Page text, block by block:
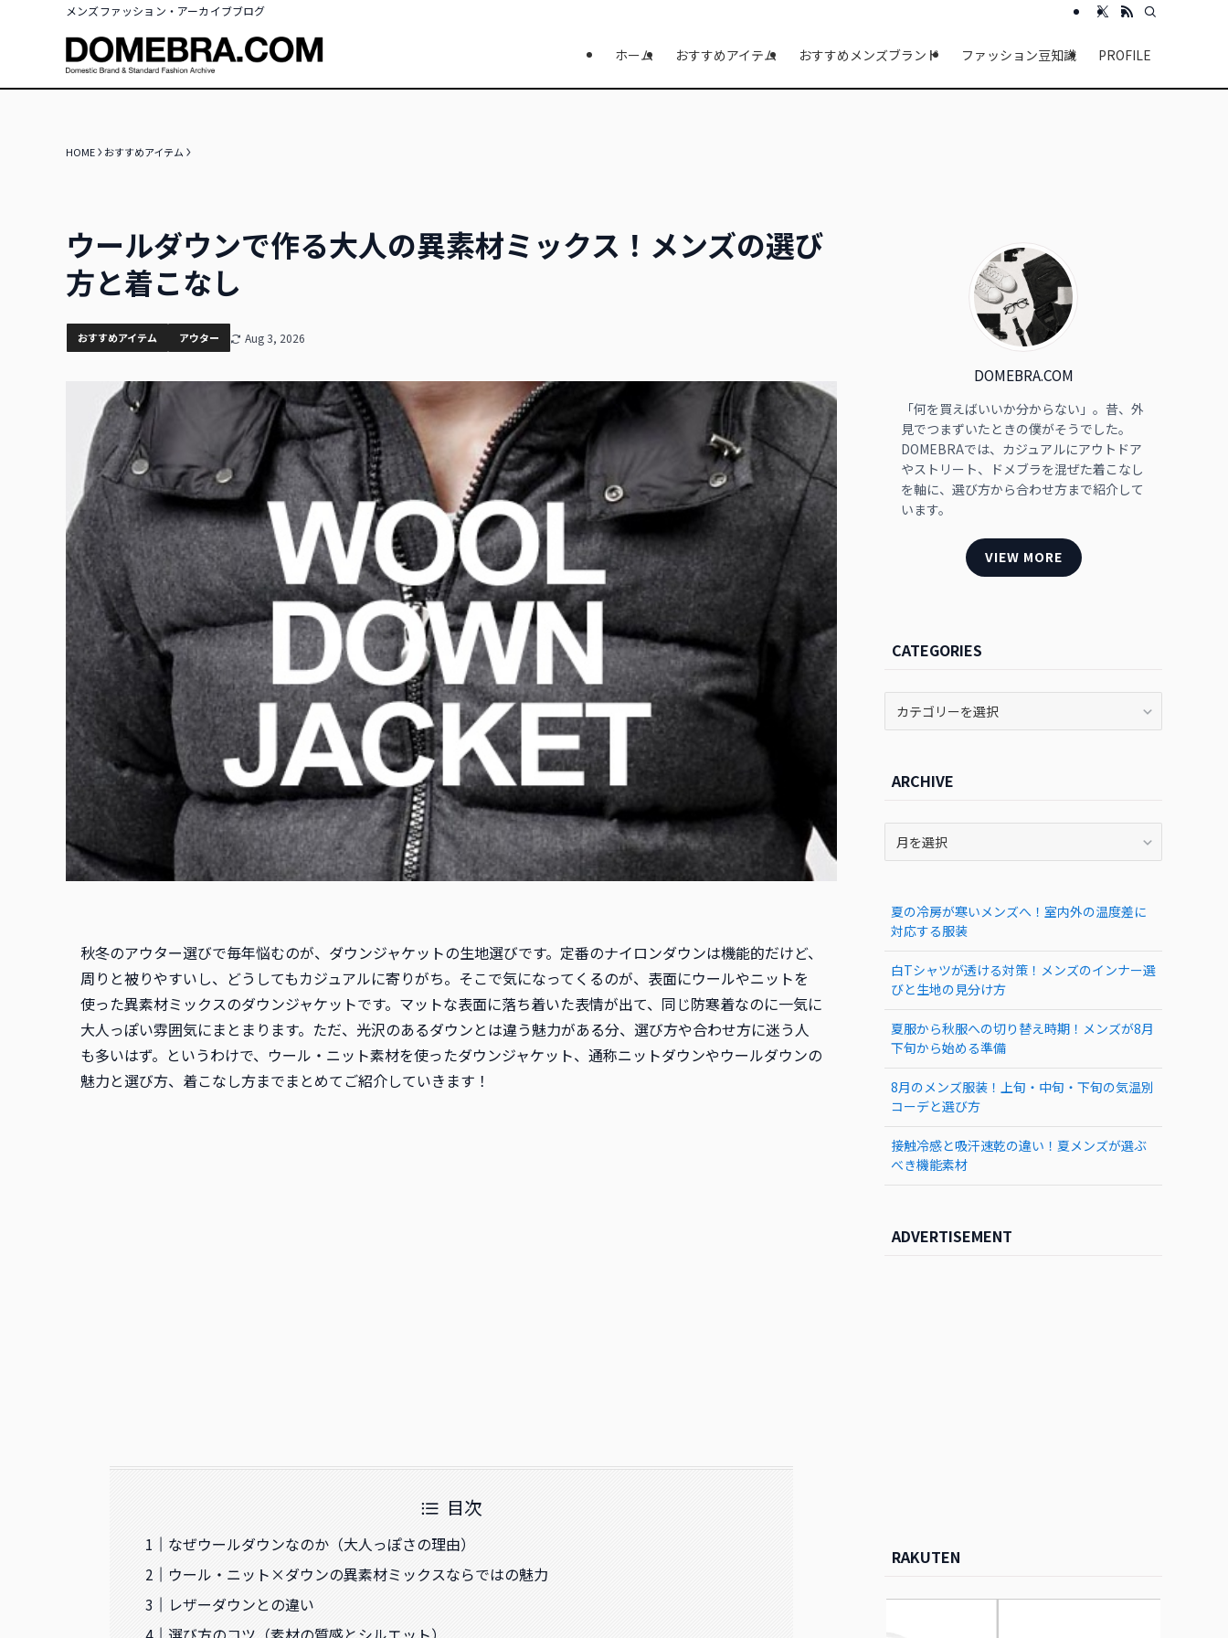
メンズファッション・アーカイブブログ
ホーム おすすめアイテム おすすめメンズブランド ファッション豆知識 PROFILE
HOME おすすめアイテム
ウールダウンで作る大人の異素材ミックス！メンズの選び
方と着こなし
おすすめアイテム アウター Aug 3, 2026
秋冬のアウター選びで毎年悩むのが、ダウンジャケットの生地選びです。定番のナイロンダウンは機能的だけど、
周りと被りやすいし、どうしてもカジュアルに寄りがち。そこで気になってくるのが、表面にウールやニットを
使った異素材ミックスのダウンジャケットです。マットな表面に落ち着いた表情が出て、同じ防寒着なのに一気に
大人っぽい雰囲気にまとまります。ただ、光沢のあるダウンとは違う魅力がある分、選び方や合わせ方に迷う人
も多いはず。というわけで、ウール・ニット素材を使ったダウンジャケット、通称ニットダウンやウールダウンの
魅力と選び方、着こなし方までまとめてご紹介していきます！
目次
なぜウールダウンなのか（大人っぽさの理由）
ウール・ニット×ダウンの異素材ミックスならではの魅力
レザーダウンとの違い
DOMEBRA.COM
「何を買えばいいか分からない」。昔、外
見でつまずいたときの僕がそうでした。
DOMEBRAでは、カジュアルにアウトドア
やストリート、ドメブラを混ぜた着こなし
を軸に、選び方から合わせ方まで紹介して
います。
VIEW MORE
CATEGORIES
ARCHIVE
夏の冷房が寒いメンズへ！室内外の温度差に
対応する服装
白Tシャツが透ける対策！メンズのインナー選
びと生地の見分け方
夏服から秋服への切り替え時期！メンズが8月
下旬から始める準備
8月のメンズ服装！上旬・中旬・下旬の気温別
コーデと選び方
接触冷感と吸汗速乾の違い！夏メンズが選ぶ
べき機能素材
ADVERTISEMENT
RAKUTEN